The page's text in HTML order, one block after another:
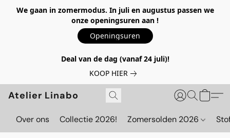
We gaan in zomermodus. In juli en augustus passen we
onze openingsuren aan !
Openingsuren
Deal van de dag (vanaf 24 juli)!
KOOP HIER
Atelier Linabo
Over ons Collectie 2026! Zomersolden 2026